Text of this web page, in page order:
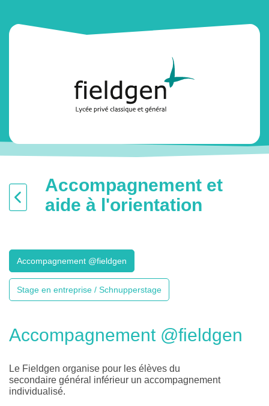
Accompagnement et
aide à l'orientation
Accompagnement @fieldgen
Stage en entreprise / Schnupperstage
Accompagnement @fieldgen
Le Fieldgen organise pour les élèves du
secondaire général inférieur un accompagnement
individualisé.